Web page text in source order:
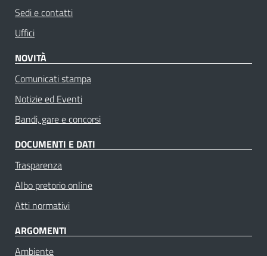
Sedi e contatti
Uffici
NOVITÀ
Comunicati stampa
Notizie ed Eventi
Bandi, gare e concorsi
DOCUMENTI E DATI
Trasparenza
Albo pretorio online
Atti normativi
ARGOMENTI
Ambiente